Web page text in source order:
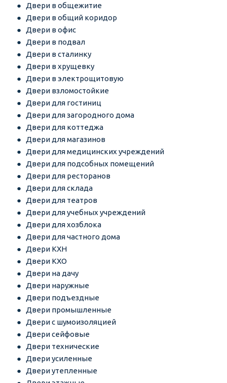
Двери в общежитие
Двери в общий коридор
Двери в офис
Двери в подвал
Двери в сталинку
Двери в хрущевку
Двери в электрощитовую
Двери взломостойкие
Двери для гостиниц
Двери для загородного дома
Двери для коттеджа
Двери для магазинов
Двери для медицинских учреждений
Двери для подсобных помещений
Двери для ресторанов
Двери для склада
Двери для театров
Двери для учебных учреждений
Двери для хозблока
Двери для частного дома
Двери КХН
Двери КХО
Двери на дачу
Двери наружные
Двери подъездные
Двери промышленные
Двери с шумоизоляцией
Двери сейфовые
Двери технические
Двери усиленные
Двери утепленные